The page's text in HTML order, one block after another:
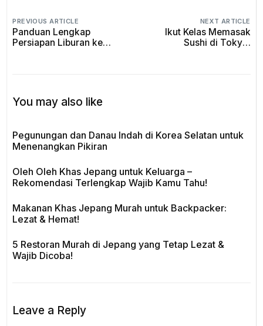
PREVIOUS ARTICLE
Panduan Lengkap
Persiapan Liburan ke
NEXT ARTICLE
Ikut Kelas Memasak
Sushi di Tokyo:
You may also like
Pegunungan dan Danau Indah di Korea Selatan untuk
Menenangkan Pikiran
Oleh Oleh Khas Jepang untuk Keluarga –
Rekomendasi Terlengkap Wajib Kamu Tahu!
Makanan Khas Jepang Murah untuk Backpacker:
Lezat & Hemat!
5 Restoran Murah di Jepang yang Tetap Lezat &
Wajib Dicoba!
Leave a Reply